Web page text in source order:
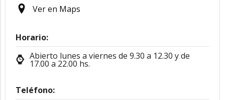
Ver en Maps
Horario:
Abierto lunes a viernes de 9.30 a 12.30 y de
17.00 a 22.00 hs.
Teléfono: